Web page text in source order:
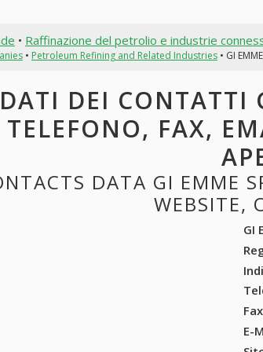
• Raffinazione del petrolio e industrie
• Petroleum Refining and Related Industries• GI
DATI DEI CONTATTI
TELEFONO, FAX,
DATA GI EMME
WEBSITE,
GI
Fax
E-